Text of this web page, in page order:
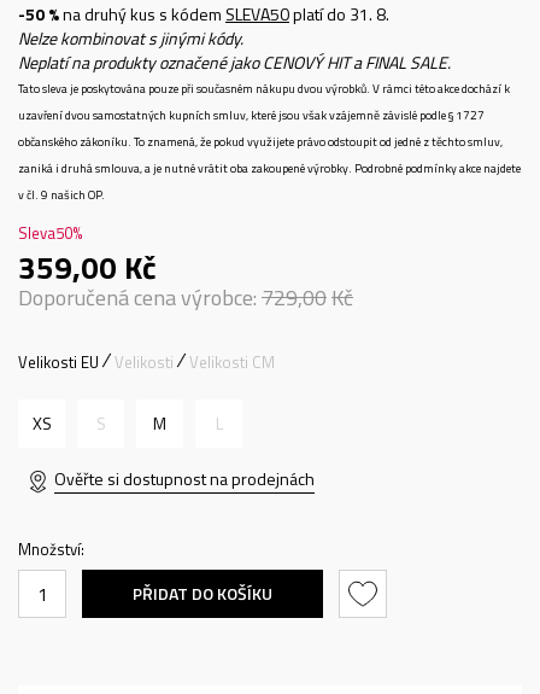
-50 %na druhý kus s kódem SLEVA50platí do 31. 8.
Nelze kombinovat s jinými kódy.
Neplatí na produkty označené jako CENOVÝ HIT a FINAL SALE.
Tato sleva je poskytována pouze při současném nákupu dvou výrobků. V rámci této akce dochází k
uzavření dvou samostatných kupních smluv, které jsou však vzájemně závislé podle § 1727
občanského zákoníku. To znamená, že pokud využijete právo odstoupit od jedné z těchto smluv,
zaniká i druhá smlouva, a je nutné vrátit oba zakoupené výrobky. Podrobné podmínky akce najdete
v čl. 9 našich OP.
Sleva50%
359,00 Kč
Doporučená cena výrobce:729,00Kč
Velikosti EU Velikosti Velikosti CM
XS S M L
Ověřte si dostupnost na prodejnách
Množství:
PŘIDAT DO KOŠÍKU